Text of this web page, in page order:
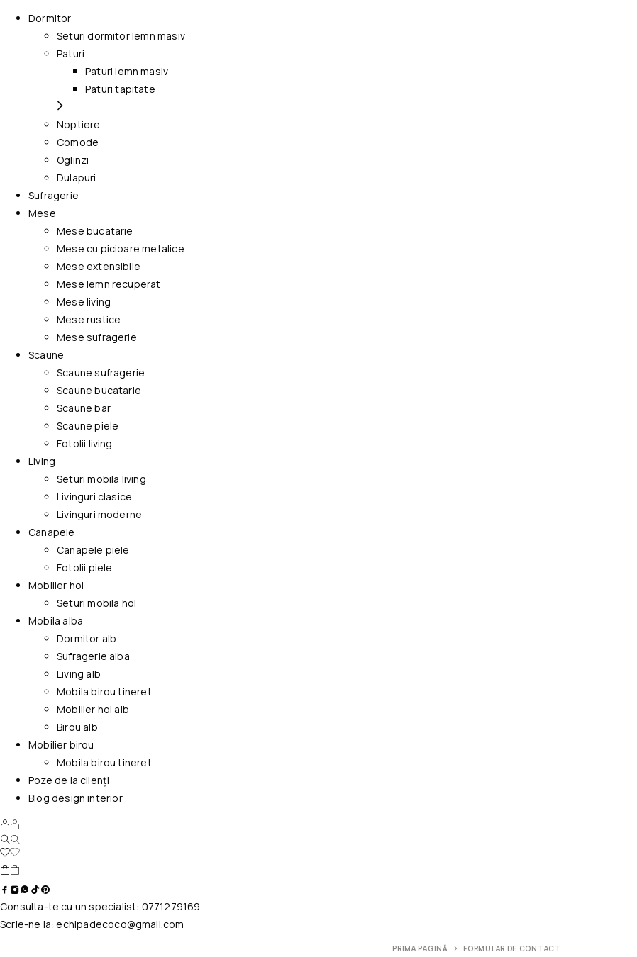
Dormitor
Seturi dormitor lemn masiv
Paturi
Paturi lemn masiv
Paturi tapitate
Noptiere
Comode
Oglinzi
Dulapuri
Sufragerie
Mese
Mese bucatarie
Mese cu picioare metalice
Mese extensibile
Mese lemn recuperat
Mese living
Mese rustice
Mese sufragerie
Scaune
Scaune sufragerie
Scaune bucatarie
Scaune bar
Scaune piele
Fotolii living
Living
Seturi mobila living
Livinguri clasice
Livinguri moderne
Canapele
Canapele piele
Fotolii piele
Mobilier hol
Seturi mobila hol
Mobila alba
Dormitor alb
Sufragerie alba
Living alb
Mobila birou tineret
Mobilier hol alb
Birou alb
Mobilier birou
Mobila birou tineret
Poze de la clienți
Blog design interior
Consulta-te cu un specialist: 0771279169
Scrie-ne la:echipadecoco@gmail.com
PRIMA PAGINĂ FORMULAR DE CONTACT